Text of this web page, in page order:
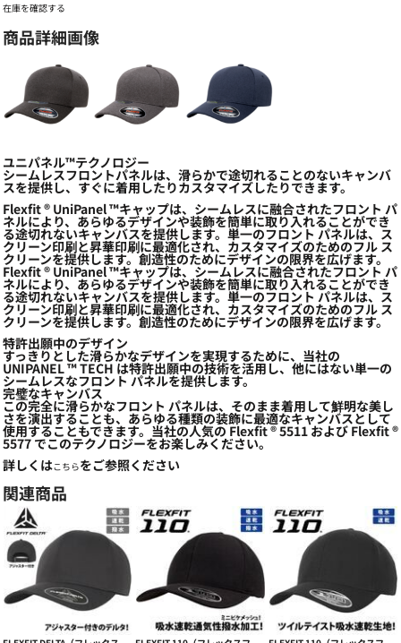
在庫を確認する
商品詳細画像
ユニパネル™テクノロジー
シームレスフロントパネルは、滑らかで途切れることのないキャンバ
スを提供し、すぐに着用したりカスタマイズしたりできます。
Flexfit ® UniPanel ™キャップは、シームレスに融合されたフロント パ
ネルにより、あらゆるデザインや装飾を簡単に取り入れることができ
る途切れないキャンバスを提供します。単一のフロント パネルは、ス
クリーン印刷と昇華印刷に最適化され、カスタマイズのためのフル ス
クリーンを提供します。創造性のためにデザインの限界を広げます。
Flexfit ® UniPanel ™キャップは、シームレスに融合されたフロント パ
ネルにより、あらゆるデザインや装飾を簡単に取り入れることができ
る途切れないキャンバスを提供します。単一のフロント パネルは、ス
クリーン印刷と昇華印刷に最適化され、カスタマイズのためのフル ス
クリーンを提供します。創造性のためにデザインの限界を広げます。
特許出願中のデザイン
すっきりとした滑らかなデザインを実現するために、当社の
UNIPANEL ™ TECH は特許出願中の技術を活用し、他にはない単一の
シームレスなフロント パネルを提供します。
完璧なキャンバス
この完全に滑らかなフロント パネルは、そのまま着用して鮮明な美し
さを演出することも、あらゆる種類の装飾に最適なキャンバスとして
使用することもできます。当社の人気の Flexfit ® 5511 および Flexfit ®
5577 でこのテクノロジーをお楽しみください。
詳しくはこちらをご参照ください
関連商品